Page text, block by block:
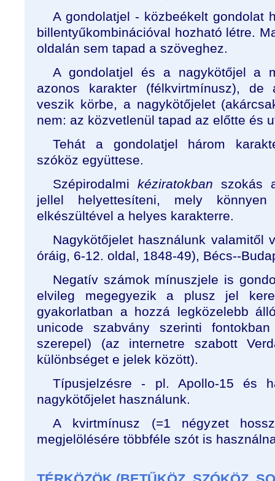
A gondolatjel - közbeékelt gondolat
billentyűkombinációval hozható létre.
oldalán sem tapad a szöveghez.
A gondolatjel és a nagykötőjel a
azonos karakter (félkvirtmínusz), de
veszik körbe, a nagykötőjelet
nem: az közvetlenül tapad az előtte és
Tehát a gondolatjel három
szóköz együttese.
Szépirodalmi kéziratokban szokás
jellel helyettesíteni, mely
elkészültével a helyes karakterre.
Nagykötőjelet használunk valamitől
óráig, 6-12. oldal, 1848-49), Bécs--
Negatív számok mínuszjele is
elvileg megegyezik a plusz jel
gyakorlatban a hozzá legközelebb
unicode szabvány szerinti
szerepel) (az internetre szabott
különbséget e jelek között).
Típusjelzésre - pl. Apollo-15 és
nagykötőjelet használunk.
A kvirtmínusz (=1 négyzet
megjelölésére többféle szót is